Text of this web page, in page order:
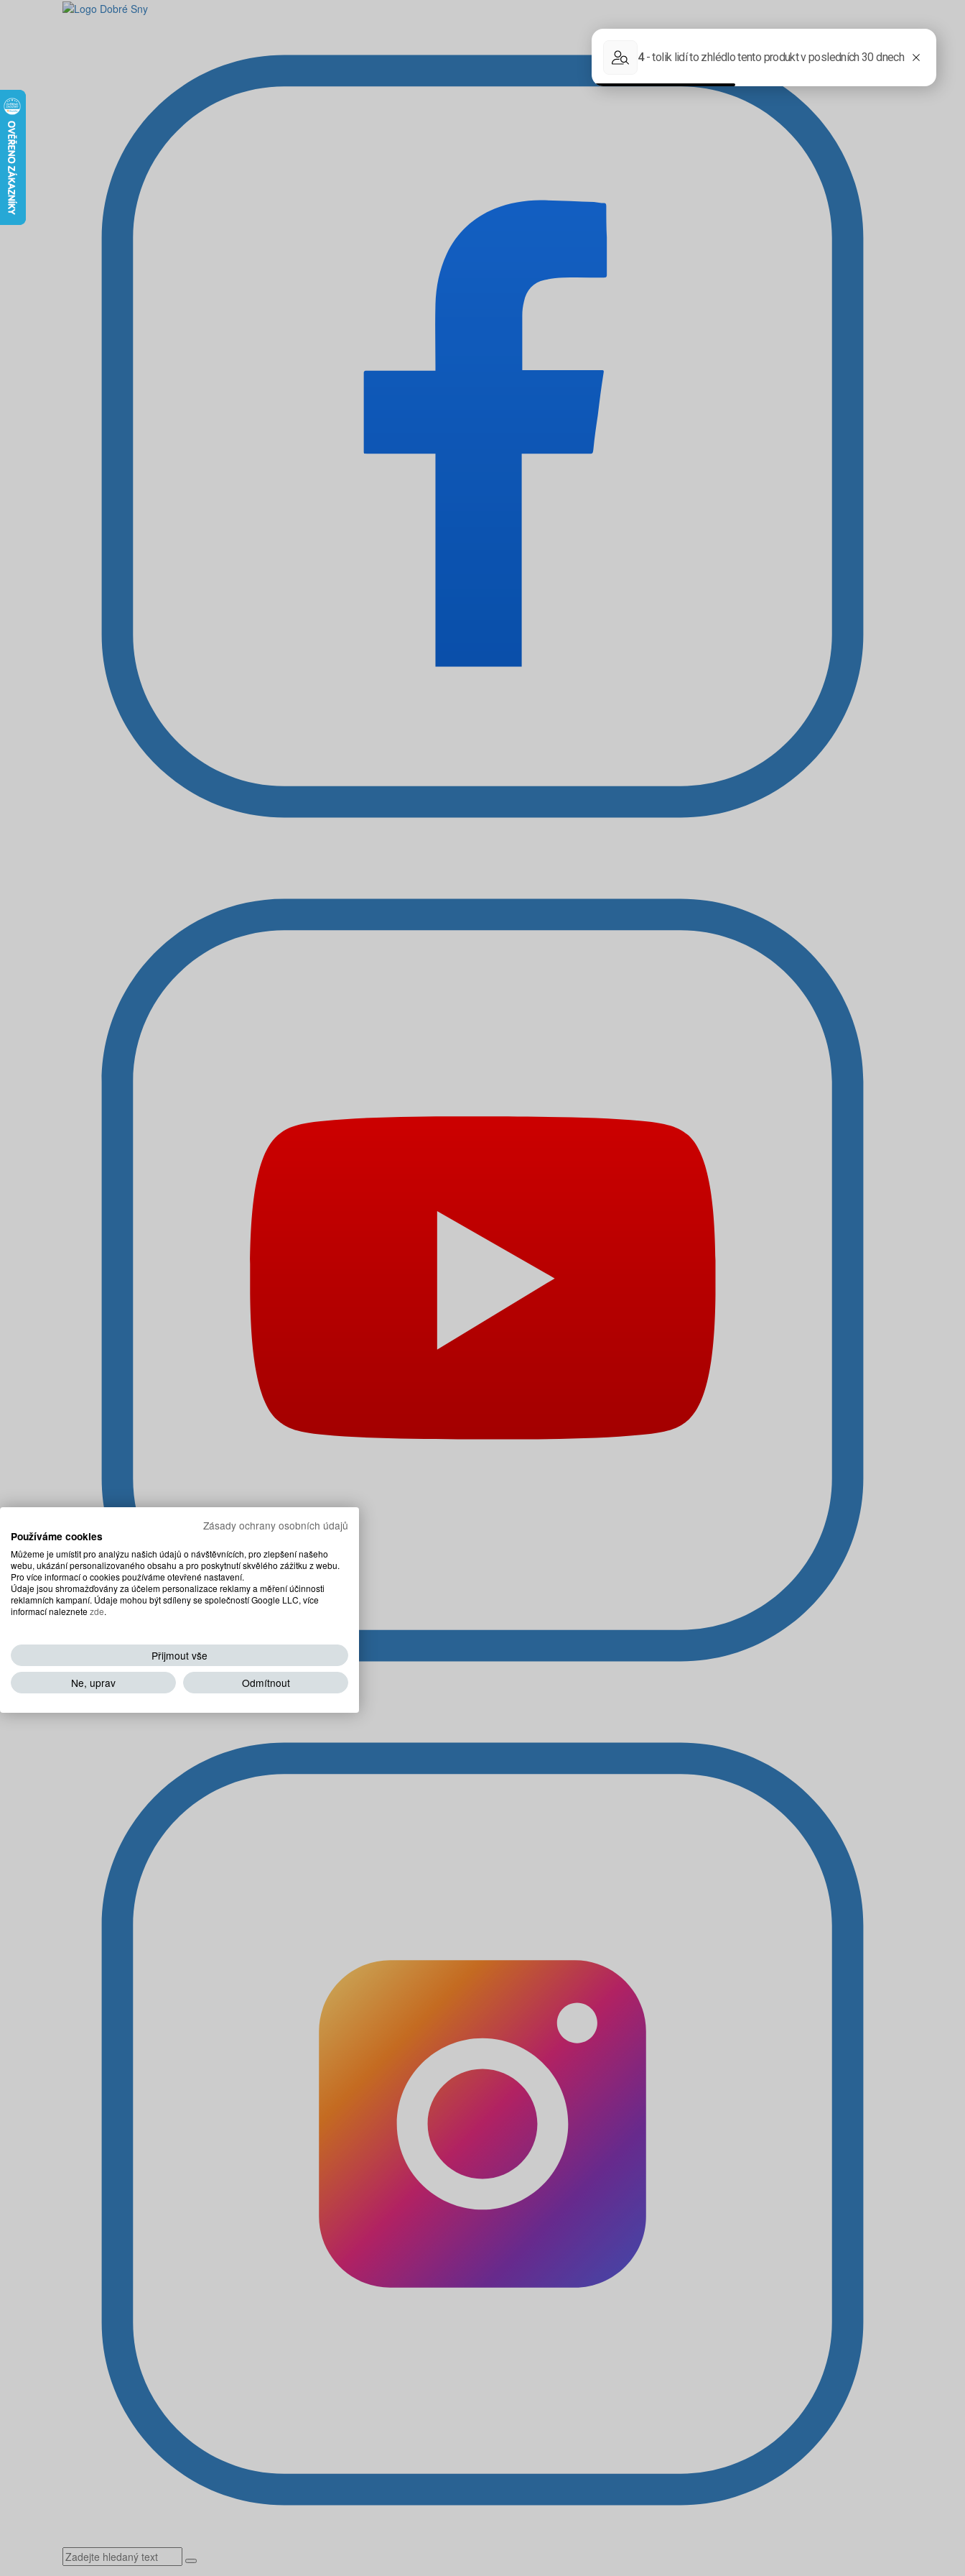
Zásady ochrany osobních údajů
Používáme cookies
Můžeme je umístit pro analýzu našich údajů o návštěvnících, pro zlepšení našeho
webu, ukázání personalizovaného obsahu a pro poskytnutí skvělého zážitku z webu.
Pro více informací o cookies používáme otevřené nastavení.
Údaje jsou shromažďovány za účelem personalizace reklamy a měření účinnosti
reklamních kampaní. Údaje mohou být sdíleny se společností Google LLC, více
informací naleznetezde.
Přijmout vše
Ne, uprav
Odmítnout